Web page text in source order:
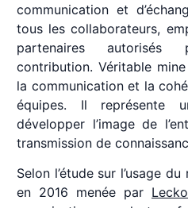
communication et
tous les collaborateurs,
partenaires
contribution. Véritable
la communication et la
équipes. Il représente
développer l’image de
transmission de
Selon l’étude sur l’usage
en 2016 menée par Lecko